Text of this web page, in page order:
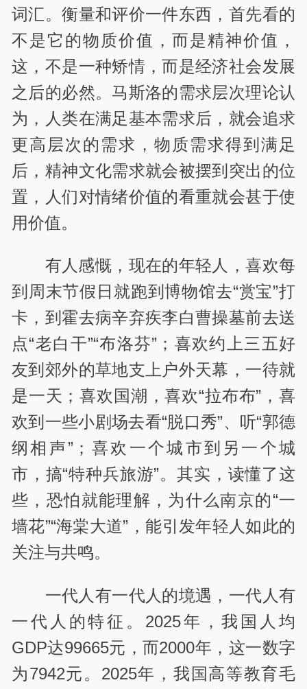
词汇。衡量和评价一件东西，首先看的
不是它的物质价值，而是精神价值，
这，不是一种矫情，而是经济社会发展
之后的必然。马斯洛的需求层次理论认
为，人类在满足基本需求后，就会追求
更高层次的需求，物质需求得到满足
后，精神文化需求就会被摆到突出的位
置，人们对情绪价值的看重就会甚于使
用价值。
有人感慨，现在的年轻人，喜欢每
到周末节假日就跑到博物馆去“赏宝”打
卡，到霍去病辛弃疾李白曹操墓前去送
点“老白干”“布洛芬”；喜欢约上三五好
友到郊外的草地支上户外天幕，一待就
是一天；喜欢国潮，喜欢“拉布布”，喜
欢到一些小剧场去看“脱口秀”、听“郭德
纲相声”；喜欢一个城市到另一个城
市，搞“特种兵旅游”。其实，读懂了这
些，恐怕就能理解，为什么南京的“一
墙花”“海棠大道”，能引发年轻人如此的
关注与共鸣。
一代人有一代人的境遇，一代人有
一代人的特征。2025年，我国人均
GDP达99665元，而2000年，这一数字
为7942元。2025年，我国高等教育毛